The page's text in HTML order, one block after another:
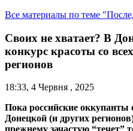
Все материалы по теме
Своих не хватает? В
конкурс красоты со
регионов
18:33, 4 Червня , 2025
Пока российские оккупанты
Донецкой (и других